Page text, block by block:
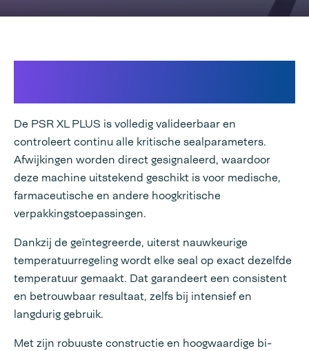
De PSR XL PLUS is volledig valideerbaar en
controleert continu alle kritische sealparameters.
Afwijkingen worden direct gesignaleerd, waardoor
deze machine uitstekend geschikt is voor medische,
farmaceutische en andere hoogkritische
verpakkingstoepassingen.
Dankzij de geïntegreerde, uiterst nauwkeurige
temperatuurregeling wordt elke seal op exact dezelfde
temperatuur gemaakt. Dat garandeert een consistent
en betrouwbaar resultaat, zelfs bij intensief en
langdurig gebruik.
Met zijn robuuste constructie en hoogwaardige bi-